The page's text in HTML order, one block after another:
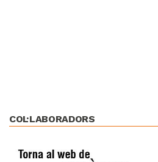
COL·LABORADORS